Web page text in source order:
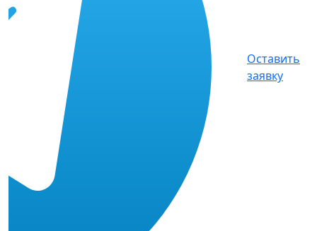
Оставить
заявку